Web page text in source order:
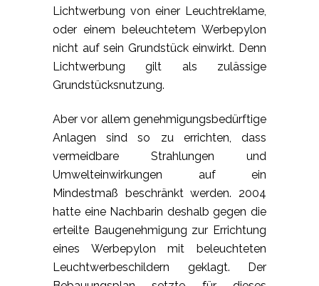
Lichtwerbung von einer Leuchtreklame,
oder einem beleuchtetem Werbepylon
nicht auf sein Grundstück einwirkt. Denn
Lichtwerbung gilt als zulässige
Grundstücksnutzung.
Aber vor allem genehmigungsbedürftige
Anlagen sind so zu errichten, dass
vermeidbare Strahlungen und
Umwelteinwirkungen auf ein
Mindestmaß beschränkt werden. 2004
hatte eine Nachbarin deshalb gegen die
erteilte Baugenehmigung zur Errichtung
eines Werbepylon mit beleuchteten
Leuchtwerbeschildern geklagt. Der